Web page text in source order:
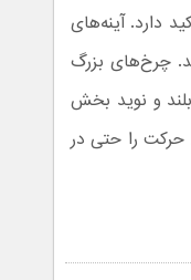
دارد. آینه‌های
چرخ‌های بزرگ
و نوید بخش
را حتی در